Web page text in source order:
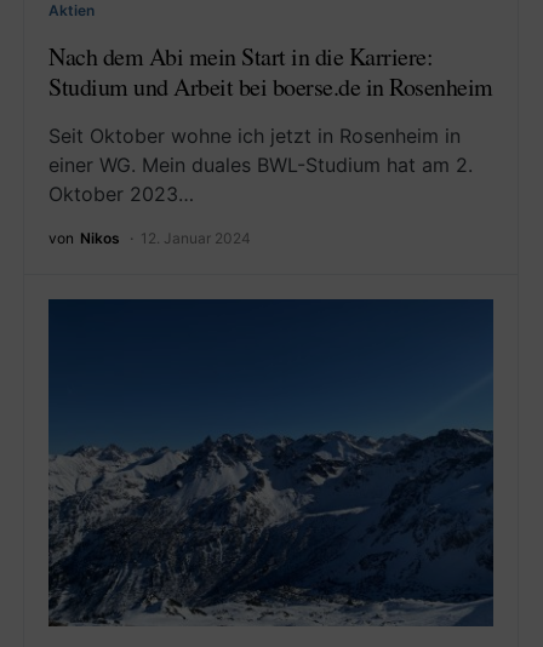
Aktien
Nach dem Abi mein Start in die Karriere:
Studium und Arbeit bei boerse.de in Rosenheim
Seit Oktober wohne ich jetzt in Rosenheim in
einer WG. Mein duales BWL-Studium hat am 2.
Oktober 2023…
von Nikos 12. Januar 2024